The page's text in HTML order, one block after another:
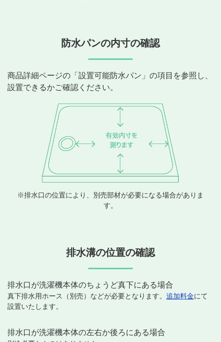
防水パンの内寸の確認
商品詳細ページの「設置可能防水パン」の項目を参照し、
設置できるかご確認ください。
※排水口の位置により、別売部材が必要になる場合がありま
す。
排水溝の位置の確認
排水口が洗濯機本体のちょうど真下にある場合
真下排水用ホース（別売）などが必要となります。 追加料金にて
設置いたします。
排水口が洗濯機本体の左右か後ろにある場合